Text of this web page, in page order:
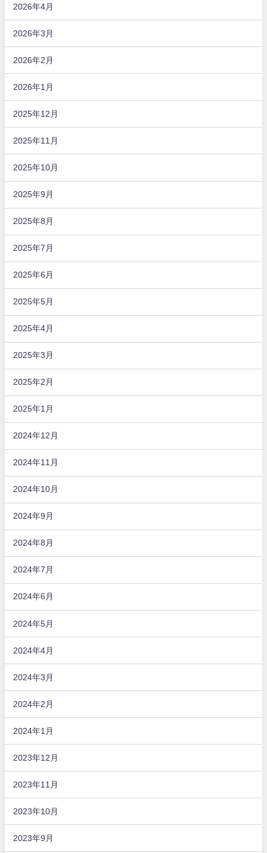
2026年4月
2026年3月
2026年2月
2026年1月
2025年12月
2025年11月
2025年10月
2025年9月
2025年8月
2025年7月
2025年6月
2025年5月
2025年4月
2025年3月
2025年2月
2025年1月
2024年12月
2024年11月
2024年10月
2024年9月
2024年8月
2024年7月
2024年6月
2024年5月
2024年4月
2024年3月
2024年2月
2024年1月
2023年12月
2023年11月
2023年10月
2023年9月